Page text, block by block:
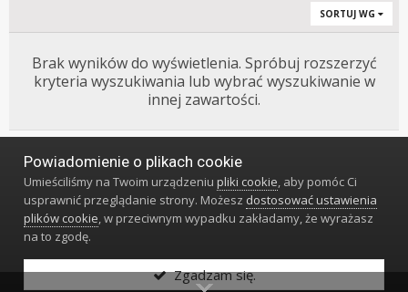
SORTUJ WG
Brak wyników do wyświetlenia. Spróbuj rozszerzyć
kryteria wyszukiwania lub wybrać wyszukiwanie w
innej zawartości.
Język Styl Polityka prywatności
Klub Miłośników Zegarów i Zegarków
Powered by Invision Community
Powiadomienie o plikach cookie
Umieściliśmy na Twoim urządzeniupliki cookie, aby pomóc Ci
usprawnić przeglądanie strony. Możesz dostosować ustawienia
plików cookie, w przeciwnym wypadku zakładamy, że wyrażasz
na to zgodę.
Zgadzam się.